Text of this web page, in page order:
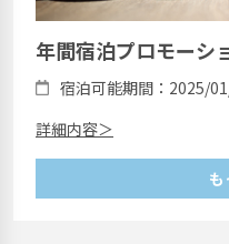
年間宿泊プロモーシ
宿泊可能期間：2025/
詳細内容＞